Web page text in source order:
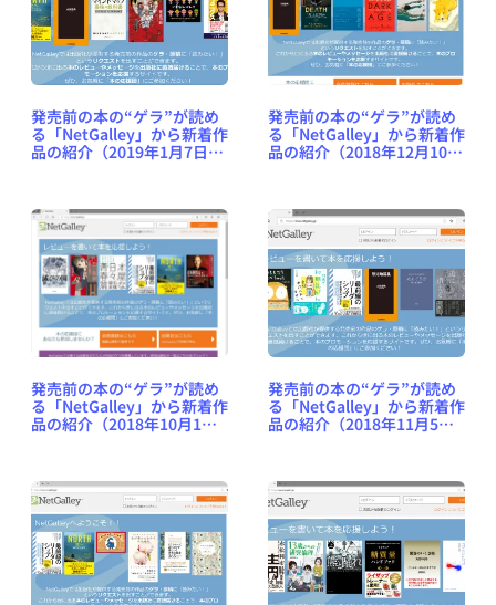
発売前の本の“ゲラ”が読め
る「NetGalley」から新着作
品の紹介（2019年1月7日
発売前の本の“ゲラ”が読め
る「NetGalley」から新着作
品の紹介（2018年12月10日
発売前の本の“ゲラ”が読め
る「NetGalley」から新着作
品の紹介（2018年10月1日
発売前の本の“ゲラ”が読め
る「NetGalley」から新着作
品の紹介（2018年11月5日